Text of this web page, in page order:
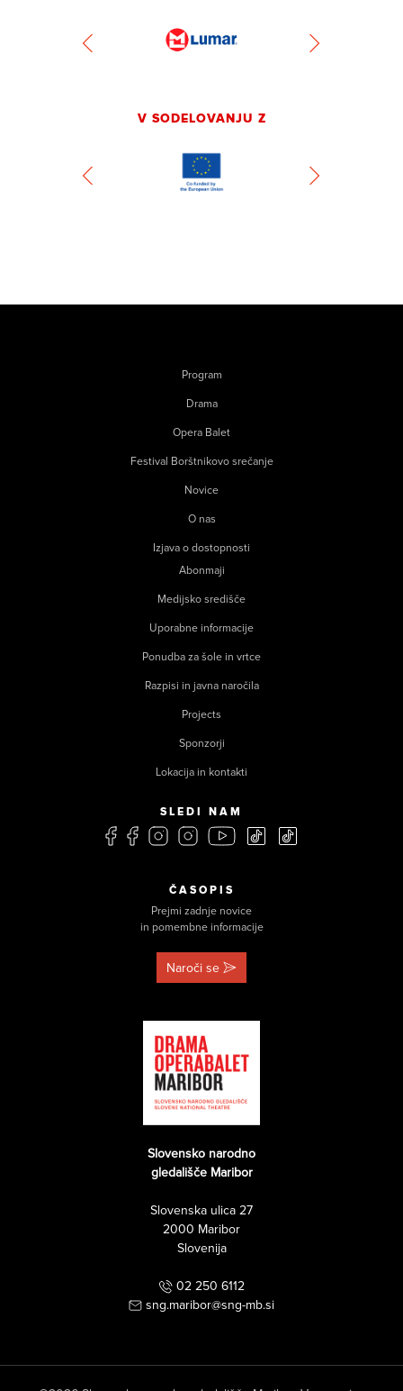
V SODELOVANJU Z
Program
Drama
Opera Balet
Festival Borštnikovo srečanje
Novice
O nas
Izjava o dostopnosti
Abonmaji
Medijsko središče
Uporabne informacije
Ponudba za šole in vrtce
Razpisi in javna naročila
Projects
Sponzorji
Lokacija in kontakti
SLEDI NAM
ČASOPIS
Prejmi zadnje novice
in pomembne informacije
Naroči se
Slovensko narodno
gledališče Maribor
Slovenska ulica 27
2000 Maribor
Slovenija
02 250 6112
sng.maribor@sng-mb.si